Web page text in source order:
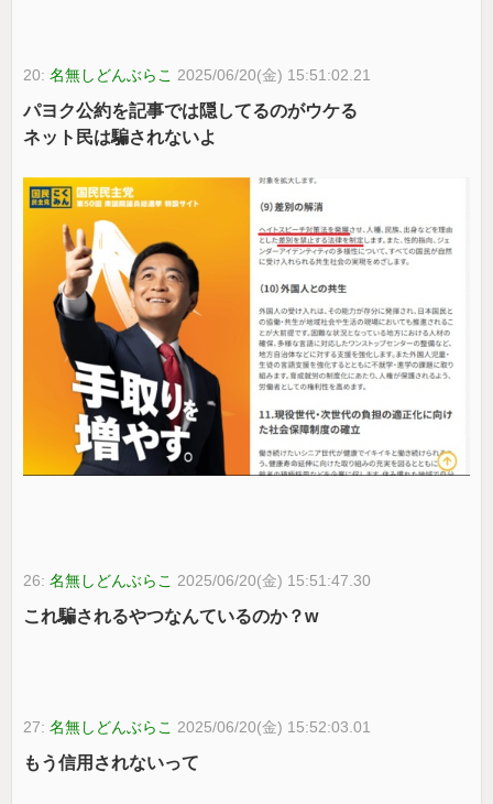
20:名無しどんぶらこ 2025/06/20(金) 15:51:02.21
パヨク公約を記事では隠してるのがウケる
ネット民は騙されないよ
26:名無しどんぶらこ 2025/06/20(金) 15:51:47.30
これ騙されるやつなんているのか？w
27:名無しどんぶらこ 2025/06/20(金) 15:52:03.01
もう信用されないって